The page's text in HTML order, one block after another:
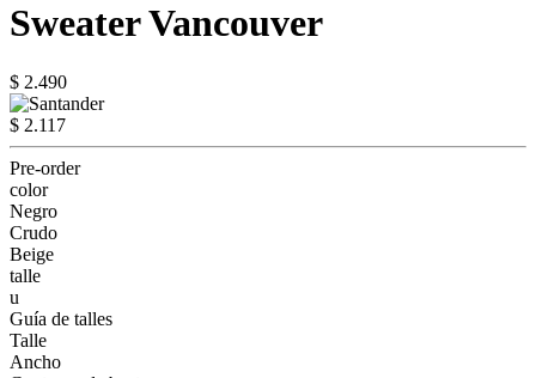
Sweater Vancouver
$ 2.490
$ 2.117
Pre-order
color
Negro
Crudo
Beige
talle
u
Guía de talles
Talle
Ancho